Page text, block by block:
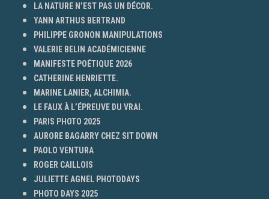
LA NATURE N’EST PAS UN DÉCOR.
YANN ARTHUS BERTRAND
PHILIPPE GRONON MANIPULATIONS
VALERIE BELIN ACADÉMICIENNE
MANIFESTE POÉTIQUE 2026
CATHERINE HENRIETTE.
MARINE LANIER, ALCHIMIA.
LE FAUX À L’ÉPREUVE DU VRAI.
PARIS PHOTO 2025
AURORE BAGARRY CHEZ SIT DOWN
PAOLO VENTURA
ROGER CAILLOIS
JULIETTE AGNEL PHOTODAYS
PHOTO DAYS 2025